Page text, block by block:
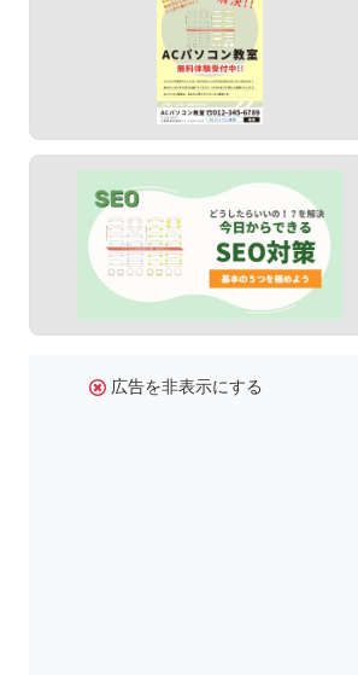
広告を非表示にする